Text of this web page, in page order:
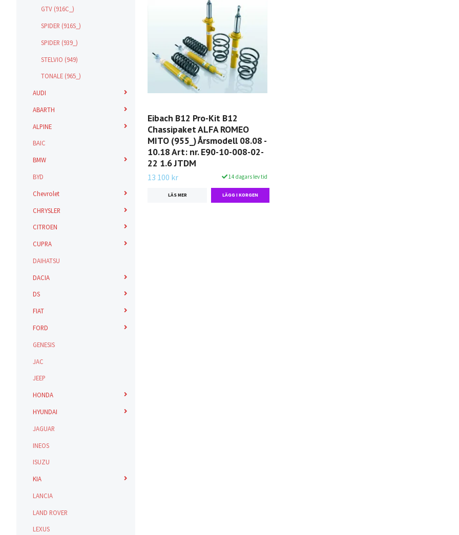
GTV (916C_)
SPIDER (916S_)
SPIDER (939_)
STELVIO (949)
TONALE (965_)
AUDI
ABARTH
ALPINE
BAIC
BMW
BYD
Chevrolet
CHRYSLER
CITROEN
CUPRA
DAIHATSU
DACIA
DS
FIAT
FORD
GENESIS
JAC
JEEP
HONDA
HYUNDAI
JAGUAR
INEOS
ISUZU
KIA
LANCIA
LAND ROVER
LEXUS
Eibach B12 Pro-Kit B12
Chassipaket ALFA ROMEO
MITO (955_) Årsmodell 08.08 -
10.18 Art: nr. E90-10-008-02-
22 1.6 JTDM
13 100 kr 14 dagars lev tid
LÄS MER